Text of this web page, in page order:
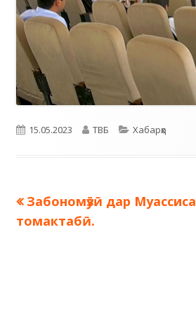
Опубликовано
15.05.2023 Автор
ТВБ Рубрики
Хабарҳо
Навигация
Предыдущая
запись:
Забономӯзӣ дар
томактабӣ.